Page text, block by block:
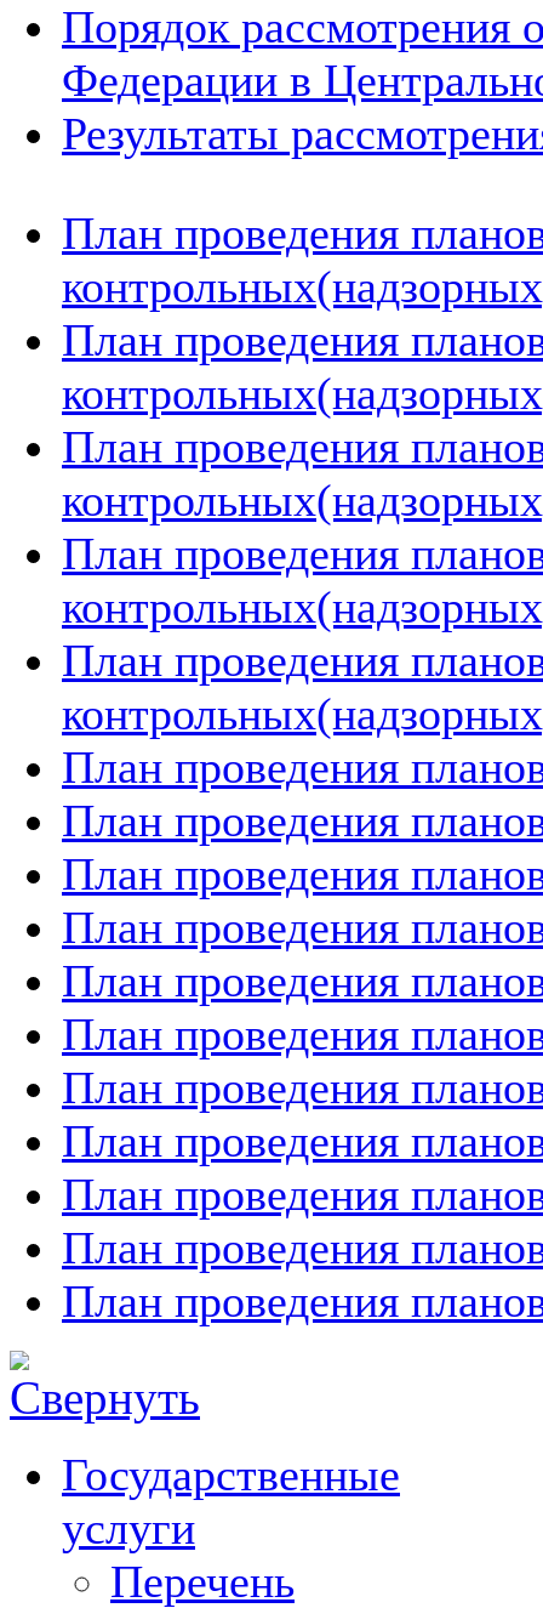
Порядок рассмотрения
Федерации в
Результаты
План проведения
План проведения
План проведения
План проведения
План проведения
План проведения
План проведения
План проведения
План проведения
План проведения
План проведения
План проведения
План проведения
План проведения
План проведения
План проведения
Государственные
услуги
Перечень